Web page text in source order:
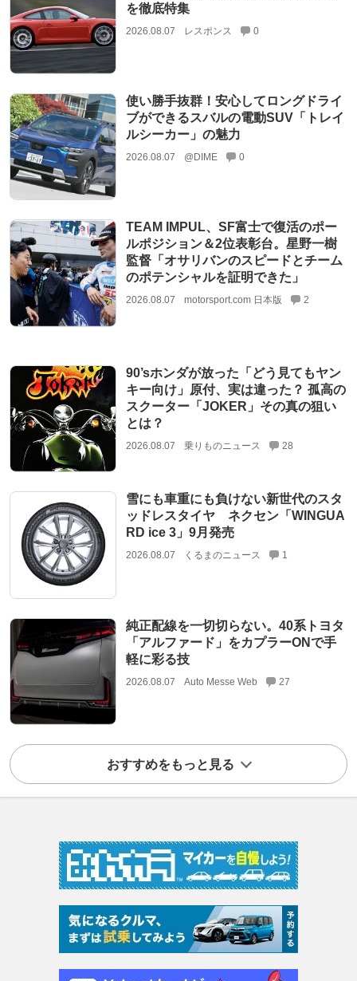
を徹底特集
2026.08.07 レスポンス 0
使い勝手抜群！安心してロングドライ
ブができるスバルの電動SUV「トレイ
ルシーカー」の魅力
2026.08.07 @DIME 0
TEAM IMPUL、SF富士で復活のポー
ルポジション＆2位表彰台。星野一樹
監督「オサリバンのスピードとチーム
のポテンシャルを証明できた」
2026.08.07 motorsport.com 日本版 2
90’sホンダが放った「どう見てもヤン
キー向け」原付、実は違った？ 孤高の
スクーター「JOKER」その真の狙い
とは？
2026.08.07 乗りものニュース 28
雪にも車重にも負けない新世代のスタ
ッドレスタイヤ ネクセン「WINGUA
RD ice 3」9月発売
2026.08.07 くるまのニュース 1
純正配線を一切切らない。40系トヨタ
「アルファード」をカプラーONで手
軽に彩る技
2026.08.07 Auto Messe Web 27
おすすめをもっと見る